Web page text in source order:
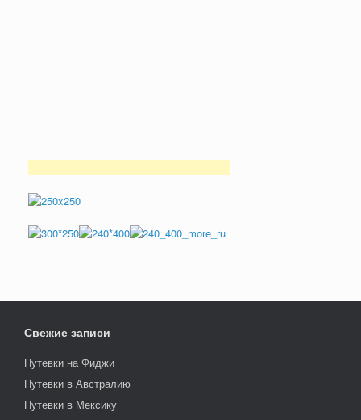
Свежие записи
Путевки на Фиджи
Путевки в Австралию
Путевки в Мексику